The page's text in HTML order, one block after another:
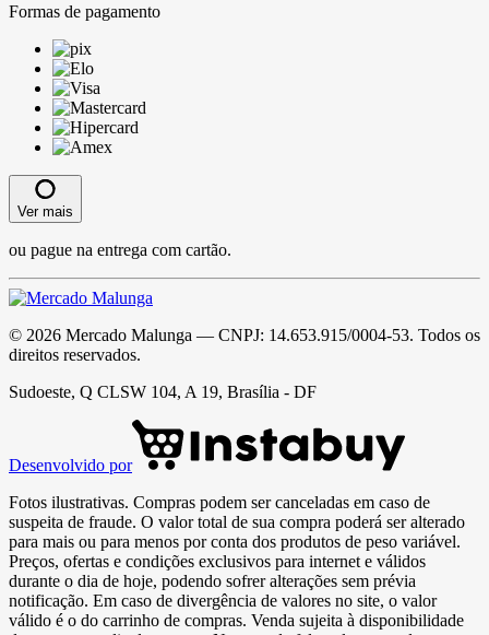
Formas de pagamento
Ver mais
ou pague na entrega com cartão.
© 2026 Mercado Malunga — CNPJ: 14.653.915/0004-53. Todos os
direitos reservados.
Sudoeste, Q CLSW 104, A 19, Brasília - DF
Desenvolvido por
Fotos ilustrativas. Compras podem ser canceladas em caso de
suspeita de fraude. O valor total de sua compra poderá ser alterado
para mais ou para menos por conta dos produtos de peso variável.
Preços, ofertas e condições exclusivos para internet e válidos
durante o dia de hoje, podendo sofrer alterações sem prévia
notificação. Em caso de divergência de valores no site, o valor
válido é o do carrinho de compras. Venda sujeita à disponibilidade